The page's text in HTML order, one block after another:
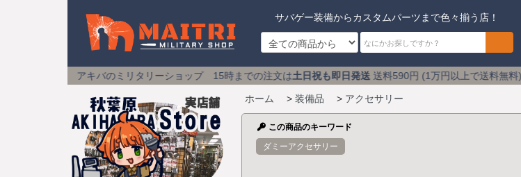
サバゲー装備からカスタムパーツまで色々揃う店！
キバのミリタリーショップ 15時までの注文は 土日祝も即日発送送料590円 (1万円以上で送料無料) アキバ
ホーム > 装備品 > アクセサリー
この商品のキーワード
ダミーアクセサリー